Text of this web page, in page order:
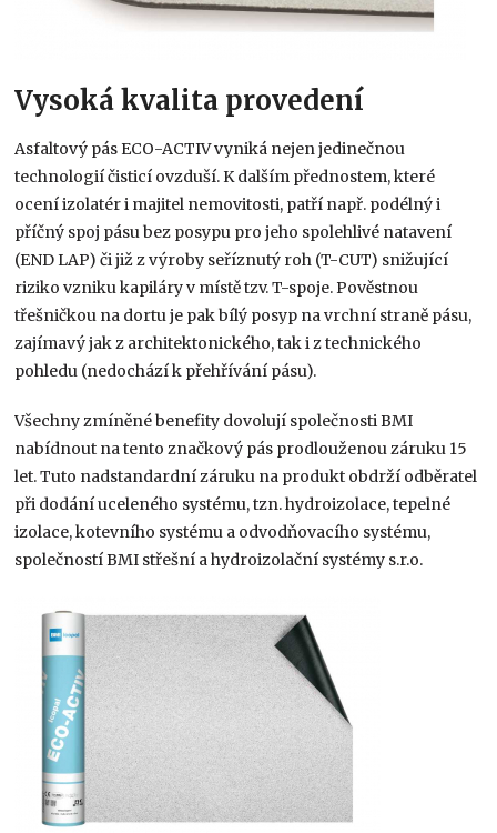
Vysoká kvalita provedení
Asfaltový pás ECO-ACTIV vyniká nejen jedinečnou
technologií čisticí ovzduší. K dalším přednostem, které
ocení izolatér i majitel nemovitosti, patří např. podélný i
příčný spoj pásu bez posypu pro jeho spolehlivé natavení
(END LAP) či již z výroby seříznutý roh (T-CUT) snižující
riziko vzniku kapiláry v místě tzv. T-spoje. Pověstnou
třešničkou na dortu je pak bílý posyp na vrchní straně pásu,
zajímavý jak z architektonického, tak i z technického
pohledu (nedochází k přehřívání pásu).
Všechny zmíněné benefity dovolují společnosti BMI
nabídnout na tento značkový pás prodlouženou záruku 15
let. Tuto nadstandardní záruku na produkt obdrží odběratel
při dodání uceleného systému, tzn. hydroizolace, tepelné
izolace, kotevního systému a odvodňovacího systému,
společností BMI střešní a hydroizolační systémy s.r.o.